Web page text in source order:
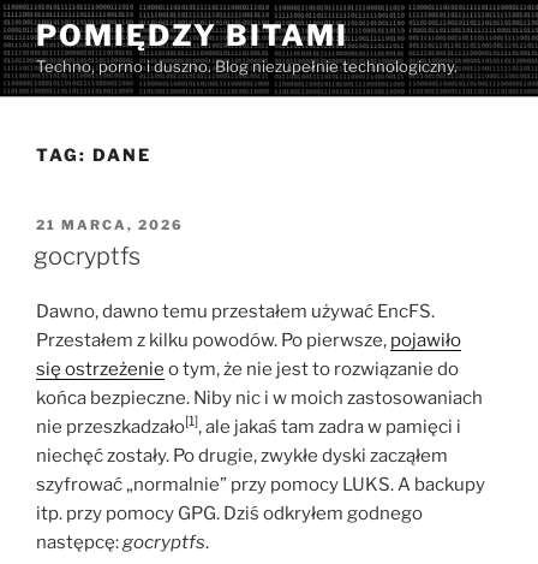
Przejdź
do
treści
POMIĘDZY BITAMI
Techno, porno i duszno. Blog niezupełnie technologiczny.
TAG: DANE
OPUBLIKOWANE
21 MARCA, 2026
gocryptfs
Dawno, dawno temu przestałem używać EncFS.
Przestałem z kilku powodów. Po pierwsze, pojawiło
się ostrzeżenie o tym, że nie jest to rozwiązanie do
końca bezpieczne. Niby nic i w moich zastosowaniach
nie przeszkadzało[1], ale jakaś tam zadra w pamięci i
niechęć zostały. Po drugie, zwykłe dyski zacząłem
szyfrować „normalnie” przy pomocy LUKS. A backupy
itp. przy pomocy GPG. Dziś odkryłem godnego
następcę:gocryptfs.